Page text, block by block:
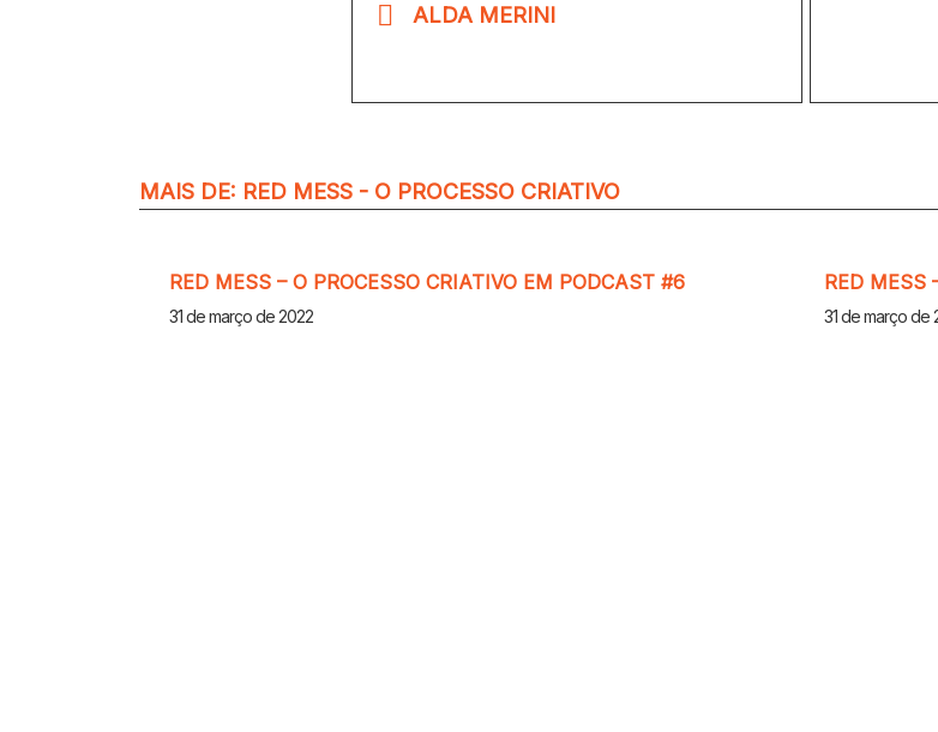
ALDA MERINI
MAIS DE: RED MESS - O PROCESSO CRIATIVO
RED MESS – O PROCESSO CRIATIVO EM PODCAST #6
31 de março de 2022
RED MESS
31 de março de